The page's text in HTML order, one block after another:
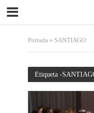
Portada» SANTIAGO
Etiqueta -